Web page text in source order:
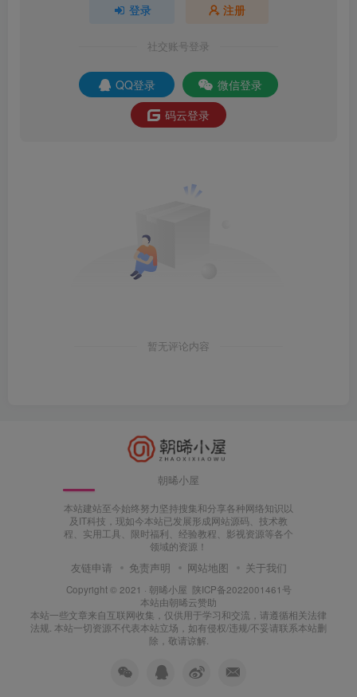
登录 注册
社交账号登录
QQ登录
微信登录
码云登录
暂无评论内容
朝晞小屋
本站建站至今始终努力坚持搜集和分享各种网络知识以
及IT科技，现如今本站已发展形成网站源码、技术教
程、实用工具、限时福利、经验教程、影视资源等各个
领域的资源！
友链申请 免责声明 网站地图 关于我们
Copyright © 2021 · 朝晞小屋 陕ICP备2022001461号
本站由朝晞云赞助
本站一些文章来自互联网收集，仅供用于学习和交流，请遵循相关法律
法规. 本站一切资源不代表本站立场，如有侵权/违规/不妥请联系本站删
除，敬请谅解.